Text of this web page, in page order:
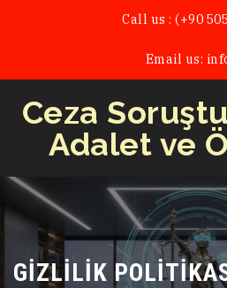
Call us : (+90
Email us:
Ceza
Adalet ve
Skip
content
GIZLILIK